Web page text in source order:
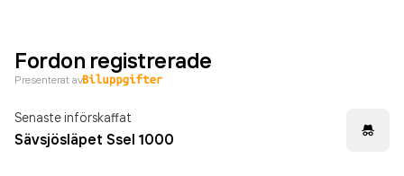
Fordon registrerade
Presenterat av
Senaste införskaffat
Sävsjösläpet Ssel 1000